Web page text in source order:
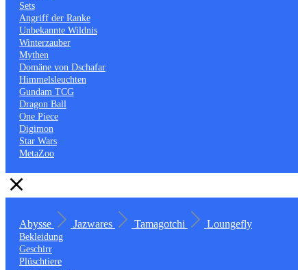
Sets
Angriff der Ranke
Unbekannte Wildnis
Winterzauber
Mythen
Domäne von Dschafar
Himmelsleuchten
Gundam TCG
Dragon Ball
One Piece
Digimon
Star Wars
MetaZoo
Abysse Jazwares Tamagotchi Loungefly
Bekleidung
Geschirr
Plüschtiere